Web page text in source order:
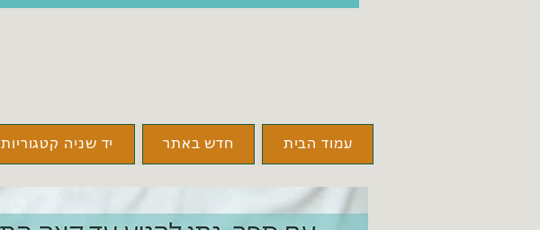
עמוד הבית חדש באתר יד שניה קטגוריות